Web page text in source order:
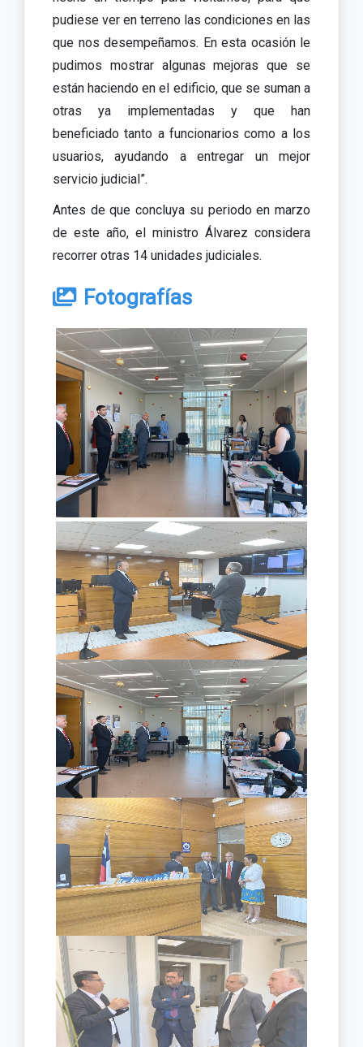
pudiese ver en terreno las condiciones en las
que nos desempeñamos. En esta ocasión le
pudimos mostrar algunas mejoras que se
están haciendo en el edificio, que se suman a
otras ya implementadas y que han
beneficiado tanto a funcionarios como a los
usuarios, ayudando a entregar un mejor
servicio judicial”.
Antes de que concluya su periodo en marzo
de este año, el ministro Álvarez considera
recorrer otras 14 unidades judiciales.
Fotografías
Previous Next